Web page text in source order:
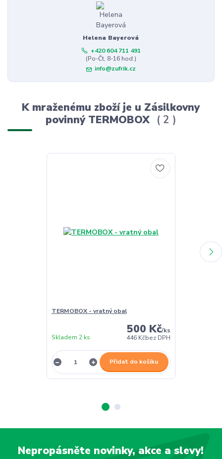
Helena Bayerová
+420 604 711 491
(Po-Čt, 8-16 hod.)
info@zufrik.cz
K mraženému zboží je u Zásilkovny
povinný TERMOBOX
2
TERMOBOX - vratný obal
500 Kč/ks
446 Kčbez DPH
Skladem 2 ks
Přidat do košíku
Nepropásněte novinky, akce a slevy!